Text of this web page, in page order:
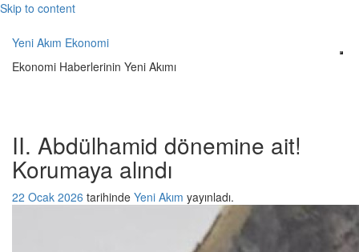
Skip to content
Yeni Akım Ekonomi
Ekonomi Haberlerinin Yeni Akımı
II. Abdülhamid dönemine ait!
Korumaya alındı
22 Ocak 2026 tarihinde Yeni Akım yayınladı.